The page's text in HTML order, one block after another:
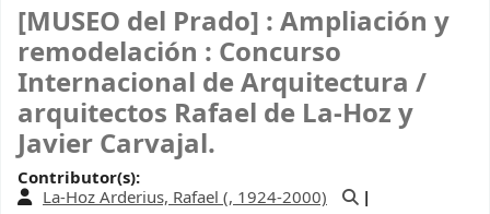
[MUSEO del Prado] : Ampliación y
remodelación : Concurso
Internacional de Arquitectura /
arquitectos Rafael de La-Hoz y
Javier Carvajal.
Contributor(s):
La-Hoz Arderius, Rafael (, 1924-2000)